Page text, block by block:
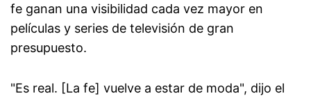
fe ganan una visibilidad cada vez mayor en
películas y series de televisión de gran
presupuesto.
"Es real. [La fe] vuelve a estar de moda", dijo el